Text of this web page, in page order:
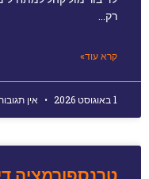
רק…
קרא עוד»
1 באוגוסט 2026 אין